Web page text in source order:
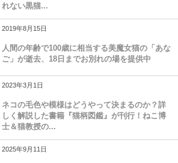
れない黒猫...
2019年8月15日
人間の年齢で100歳に相当する美魔女猫の「あな
ご」が逝去、18日までお別れの場を提供中
2023年3月1日
ネコの毛色や模様はどうやって決まるのか？詳
しく解説した書籍『猫柄図鑑』が刊行！ねこ博
士＆猫教授の...
2025年9月11日